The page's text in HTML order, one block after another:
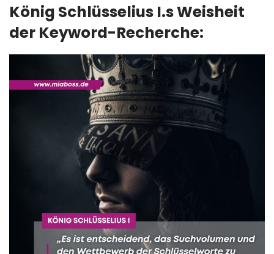
König Schlüsselius I.s Weisheit
der Keyword-Recherche: